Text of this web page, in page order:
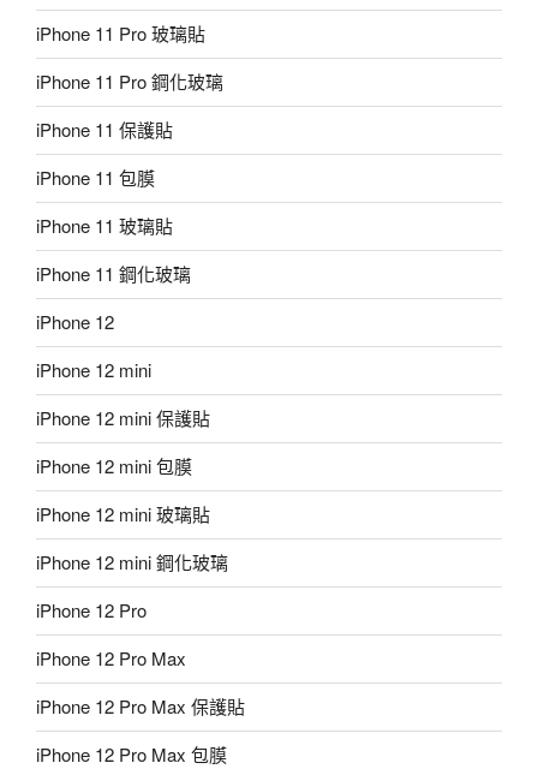
iPhone 11 Pro 玻璃貼
iPhone 11 Pro 鋼化玻璃
iPhone 11 保護貼
iPhone 11 包膜
iPhone 11 玻璃貼
iPhone 11 鋼化玻璃
iPhone 12
iPhone 12 mini
iPhone 12 mini 保護貼
iPhone 12 mini 包膜
iPhone 12 mini 玻璃貼
iPhone 12 mini 鋼化玻璃
iPhone 12 Pro
iPhone 12 Pro Max
iPhone 12 Pro Max 保護貼
iPhone 12 Pro Max 包膜